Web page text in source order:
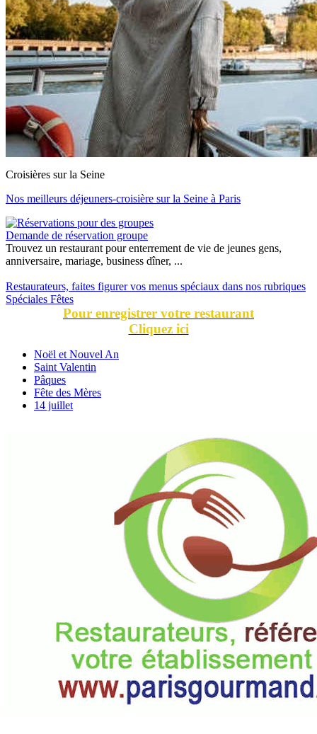
Croisières sur la Seine
Nos meilleurs déjeuners-croisière sur la Seine à Paris
Demande de réservation groupe
Trouvez un restaurant pour enterrement de vie de jeunes gens,
anniversaire, mariage, business dîner, ...
Restaurateurs, faites figurer vos menus spéciaux dans nos rubriques
Spéciales Fêtes
Pour enregistrer votre restaurant
Cliquez ici
Noël et Nouvel An
Saint Valentin
Pâques
Fête des Mères
14 juillet